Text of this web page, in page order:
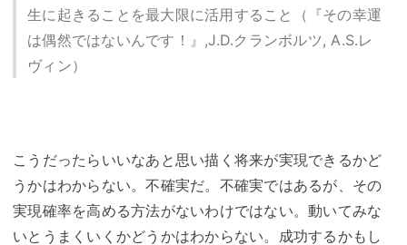
生に起きることを最大限に活用すること（『その幸運
は偶然ではないんです！』,J.D.クランボルツ, A.S.レ
ヴィン）
こうだったらいいなあと思い描く将来が実現できるかど
うかはわからない。不確実だ。不確実ではあるが、その
実現確率を高める方法がないわけではない。動いてみな
いとうまくいくかどうかはわからない。成功するかもし